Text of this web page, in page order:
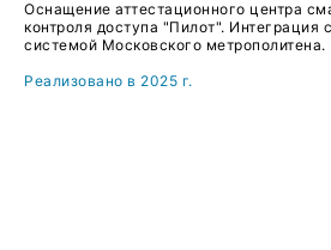
Оснащение аттестационного центра
контроля доступа "Пилот". Интеграция
системой Московского метрополитена.
Реализовано в 2025 г.